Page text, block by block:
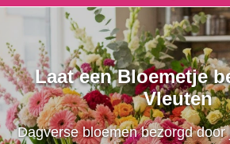
Laat een Bloemetje
Vleuten
Dagverse bloemen bezorgd